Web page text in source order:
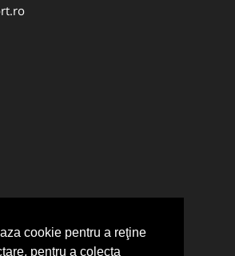
cookie pentru a reţine
pentru a colecta